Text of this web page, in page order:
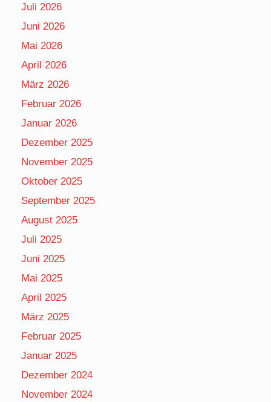
Juli 2026
Juni 2026
Mai 2026
April 2026
März 2026
Februar 2026
Januar 2026
Dezember 2025
November 2025
Oktober 2025
September 2025
August 2025
Juli 2025
Juni 2025
Mai 2025
April 2025
März 2025
Februar 2025
Januar 2025
Dezember 2024
November 2024